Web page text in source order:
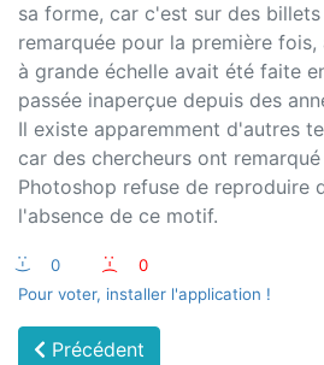
sa forme, car c'est sur des
remarquée pour la première
à grande échelle avait été faite
passée inaperçue depuis des
Il existe apparemment d'autres
car des chercheurs ont
Photoshop refuse de reproduire
l'absence de ce motif.
:-) 0 :-(
0
Pour voter, installer l'application !
Précédent